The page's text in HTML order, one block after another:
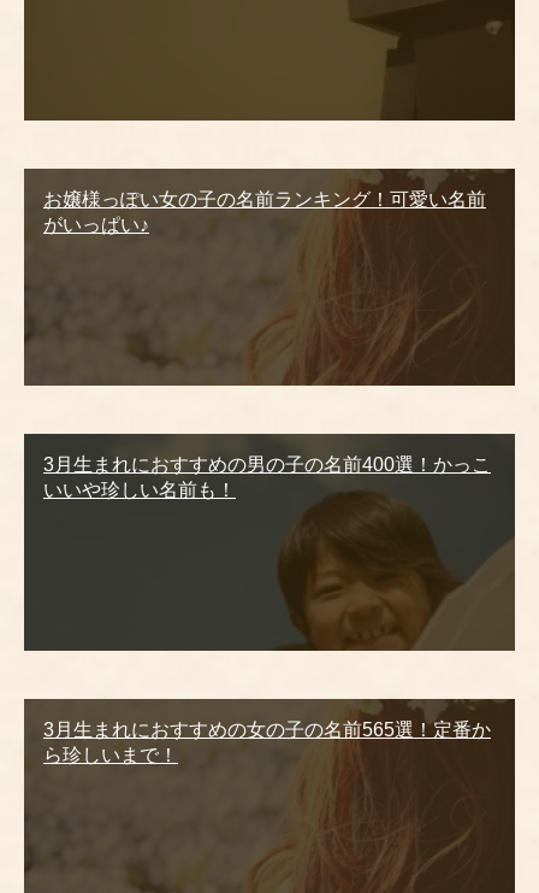
お嬢様っぽい女の子の名前ランキング！可愛い名前
がいっぱい♪
3月生まれにおすすめの男の子の名前400選！かっこ
いいや珍しい名前も！
3月生まれにおすすめの女の子の名前565選！定番か
ら珍しいまで！